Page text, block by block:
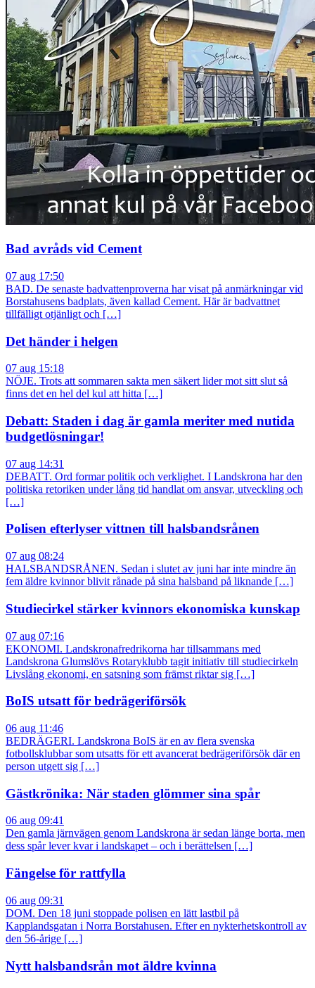
Bad avråds vid Cement
07 aug 17:50
BAD. De senaste badvattenproverna har visat på anmärkningar vid
Borstahusens badplats, även kallad Cement. Här är badvattnet
tillfälligt otjänligt och […]
Det händer i helgen
07 aug 15:18
NÖJE. Trots att sommaren sakta men säkert lider mot sitt slut så
finns det en hel del kul att hitta […]
Debatt: Staden i dag är gamla meriter med nutida
budgetlösningar!
07 aug 14:31
DEBATT. Ord formar politik och verklighet. I Landskrona har den
politiska retoriken under lång tid handlat om ansvar, utveckling och
[…]
Polisen efterlyser vittnen till halsbandsrånen
07 aug 08:24
HALSBANDSRÅNEN. Sedan i slutet av juni har inte mindre än
fem äldre kvinnor blivit rånade på sina halsband på liknande […]
Studiecirkel stärker kvinnors ekonomiska kunskap
07 aug 07:16
EKONOMI. Landskronafredrikorna har tillsammans med
Landskrona Glumslövs Rotaryklubb tagit initiativ till studiecirkeln
Livslång ekonomi, en satsning som främst riktar sig […]
BoIS utsatt för bedrägeriförsök
06 aug 11:46
BEDRÄGERI. Landskrona BoIS är en av flera svenska
fotbollsklubbar som utsatts för ett avancerat bedrägeriförsök där en
person utgett sig […]
Gästkrönika: När staden glömmer sina spår
06 aug 09:41
Den gamla järnvägen genom Landskrona är sedan länge borta, men
dess spår lever kvar i landskapet – och i berättelsen […]
Fängelse för rattfylla
06 aug 09:31
DOM. Den 18 juni stoppade polisen en lätt lastbil på
Kapplandsgatan i Norra Borstahusen. Efter en nykterhetskontroll av
den 56-årige […]
Nytt halsbandsrån mot äldre kvinna